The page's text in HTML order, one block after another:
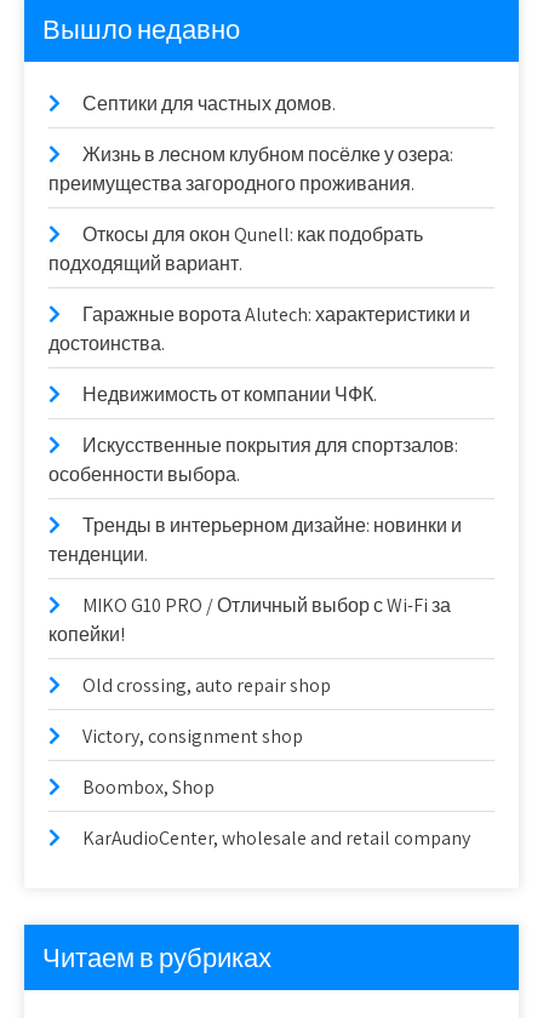
Вышло недавно
Септики для частных домов.
Жизнь в лесном клубном посёлке у озера:
преимущества загородного проживания.
Откосы для окон Qunell: как подобрать
подходящий вариант.
Гаражные ворота Alutech: характеристики и
достоинства.
Недвижимость от компании ЧФК.
Искусственные покрытия для спортзалов:
особенности выбора.
Тренды в интерьерном дизайне: новинки и
тенденции.
MIKO G10 PRO / Отличный выбор с Wi-Fi за
копейки!
Old crossing, auto repair shop
Victory, consignment shop
Boombox, Shop
KarAudioCenter, wholesale and retail company
Читаем в рубриках